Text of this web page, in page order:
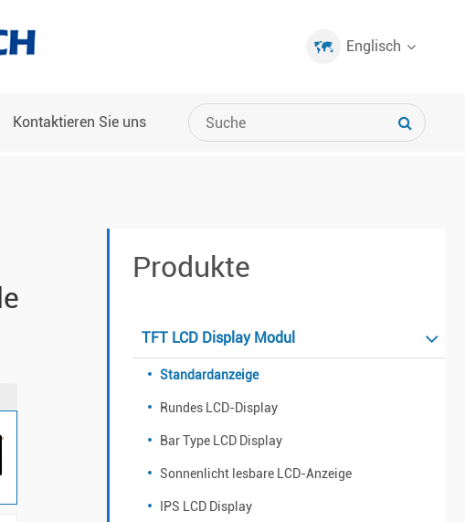
Englisch
Kontaktieren Sie uns
Produkte
TFT LCD Display Modul
Standardanzeige
Rundes LCD-Display
Bar Type LCD Display
Sonnenlicht lesbare LCD-Anzeige
IPS LCD Display